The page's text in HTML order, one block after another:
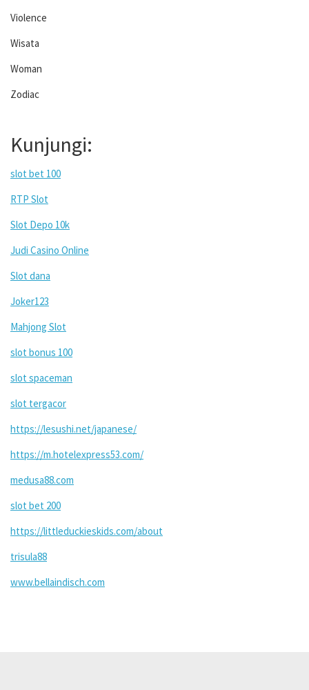
Violence
Wisata
Woman
Zodiac
Kunjungi:
slot bet 100
RTP Slot
Slot Depo 10k
Judi Casino Online
Slot dana
Joker123
Mahjong Slot
slot bonus 100
slot spaceman
slot tergacor
https://lesushi.net/japanese/
https://m.hotelexpress53.com/
medusa88.com
slot bet 200
https://littleduckieskids.com/about
trisula88
www.bellaindisch.com